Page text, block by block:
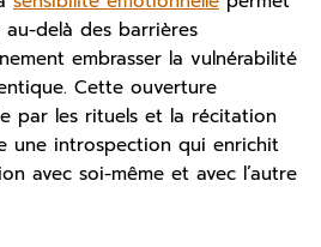
au-delà des barrières
embrasser la vulnérabilité
Cette ouverture
par les rituels et la récitation
une introspection qui enrichit
avec soi-même et avec l’autre